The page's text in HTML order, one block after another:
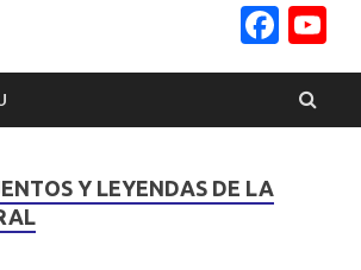
Y LEYENDAS DE LA